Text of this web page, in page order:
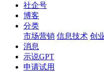
社企号
博客
分类
市场营销 信息技术 创
消息
示说GPT
申请试用